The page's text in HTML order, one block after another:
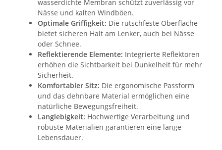
wasserdichte Membran schützt zuverlässig vor
Nässe und kalten Windböen.
Optimale Griffigkeit: Die rutschfeste Oberfläche
bietet sicheren Halt am Lenker, auch bei Nässe
oder Schnee.
Reflektierende Elemente: Integrierte Reflektoren
erhöhen die Sichtbarkeit bei Dunkelheit für mehr
Sicherheit.
Komfortabler Sitz: Die ergonomische Passform
und das dehnbare Material ermöglichen eine
natürliche Bewegungsfreiheit.
Langlebigkeit: Hochwertige Verarbeitung und
robuste Materialien garantieren eine lange
Lebensdauer.